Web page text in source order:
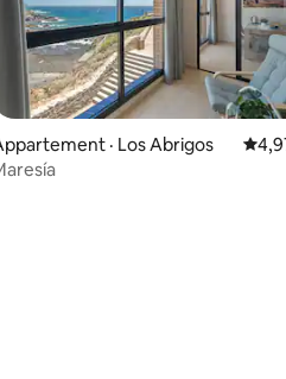
· Los Abrigos